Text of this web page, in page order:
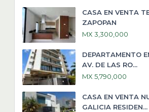
CASA EN VENTA
ZAPOPAN
MX 3,300,000
DEPARTAMENTO
AV. DE LAS RO...
MX 5,790,000
CASA EN VENTA
GALICIA RESIDEN...